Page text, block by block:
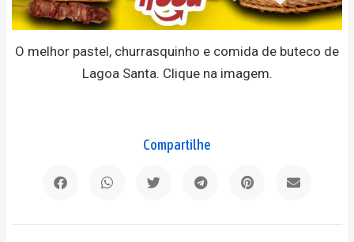
O melhor pastel, churrasquinho e comida de buteco de
Lagoa Santa. Clique na imagem.
Compartilhe